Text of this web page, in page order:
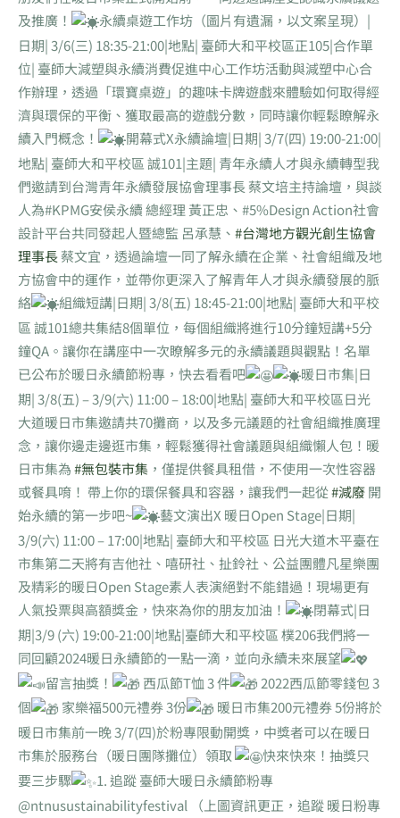
及推廣！
永續桌遊工作坊（圖片有遺漏，以文案呈現）|
日期| 3/6(三) 18:35-21:00|地點| 臺師大和平校區正105|合作單
位| 臺師大減塑與永續消費促進中心工作坊活動與減塑中心合
作辦理，透過「環寶桌遊」的趣味卡牌遊戲來體驗如何取得經
濟與環保的平衡、獲取最高的遊戲分數，同時讓你輕鬆瞭解永
續入門概念！
開幕式X永續論壇|日期| 3/7(四) 19:00-21:00|
地點| 臺師大和平校區 誠101|主題| 青年永續人才與永續轉型我
們邀請到台灣青年永續發展協會理事長 蔡文培主持論壇，與談
人為#KPMG安侯永續 總經理 黃正忠、#5%Design Action社會
設計平台共同發起人暨總監 呂承慧、 #台灣地方觀光創生協會
理事長蔡文宜，透過論壇一同了解永續在企業、社會組織及地
方協會中的運作，並帶你更深入了解青年人才與永續發展的脈
絡
組織短講|日期| 3/8(五) 18:45-21:00|地點| 臺師大和平校
區 誠101總共集結8個單位，每個組織將進行10分鐘短講+5分
鐘QA。讓你在講座中一次瞭解多元的永續議題與觀點！名單
已公布於暖日永續節粉專，快去看看吧
暖日市集|日
期| 3/8(五) – 3/9(六) 11:00 – 18:00|地點| 臺師大和平校區日光
大道暖日市集邀請共70攤商，以及多元議題的社會組織推廣理
念，讓你邊走邊逛市集，輕鬆獲得社會議題與組織懶人包！暖
日市集為#無包裝市集 ，僅提供餐具租借，不使用一次性容器
或餐具唷！ 帶上你的環保餐具和容器，讓我們一起從#減廢開
始永續的第一步吧~
藝文演出X 暖日Open Stage|日期|
3/9(六) 11:00 – 17:00|地點| 臺師大和平校區 日光大道木平臺在
市集第二天將有吉他社、嘻研社、扯鈴社、公益團體凡星樂團
及精彩的暖日Open Stage素人表演絕對不能錯過！現場更有
人氣投票與高額獎金，快來為你的朋友加油！
閉幕式|日
期|3/9 (六) 19:00-21:00|地點|臺師大和平校區 樸206我們將一
同回顧2024暖日永續節的一點一滴，並向永續未來展望
留言抽獎！
西瓜節T恤 3 件
2022西瓜節零錢包 3
個
家樂福500元禮券 3份
暖日市集200元禮券 5份將於
暖日市集前一晚 3/7(四)於粉專限動開獎，中獎者可以在暖日
市集於服務台（暖日團隊攤位）領取
快來快來！抽獎只
要三步驟
1. 追蹤 臺師大暖日永續節粉專
@ntnusustainabilityfestival （上圖資訊更正，追蹤 暖日粉專